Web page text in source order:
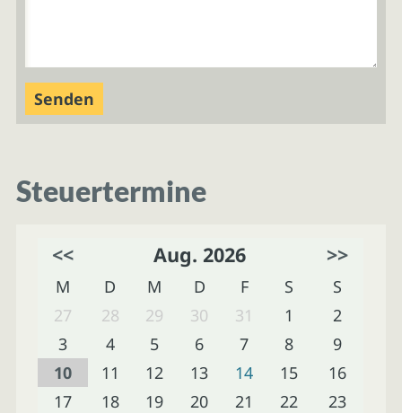
Steuertermine
<< Aug. 2026 >>
M D M D F S
S
27
28 29 30 31 1
2
3
4 5 6 7 8
9
10
11 12 13 14 15
16
17
18 19 20 21 22
23